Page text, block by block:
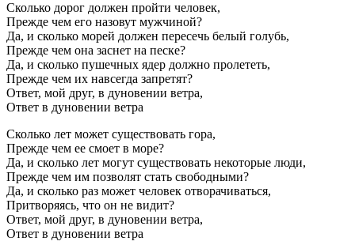
Сколько дорог должен пройти человек,
Прежде чем его назовут мужчиной?
Да, и сколько морей должен пересечь белый голубь,
Прежде чем она заснет на песке?
Да, и сколько пушечных ядер должно пролететь,
Прежде чем их навсегда запретят?
Ответ, мой друг, в дуновении ветра,
Ответ в дуновении ветра
Сколько лет может существовать гора,
Прежде чем ее смоет в море?
Да, и сколько лет могут существовать некоторые люди,
Прежде чем им позволят стать свободными?
Да, и сколько раз может человек отворачиваться,
Притворяясь, что он не видит?
Ответ, мой друг, в дуновении ветра,
Ответ в дуновении ветра